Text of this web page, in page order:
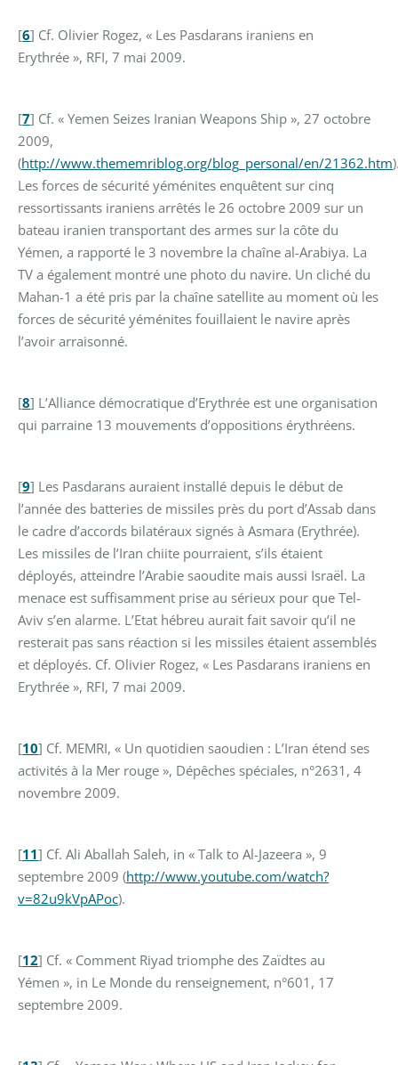
[6] Cf. Olivier Rogez, « Les Pasdarans iraniens en
Erythrée », RFI, 7 mai 2009.
[7] Cf. « Yemen Seizes Iranian Weapons Ship », 27 octobre
2009,
(http://www.thememriblog.org/blog_personal/en/21362.htm
Les forces de sécurité yéménites enquêtent sur cinq
ressortissants iraniens arrêtés le 26 octobre 2009 sur un
bateau iranien transportant des armes sur la côte du
Yémen, a rapporté le 3 novembre la chaîne al-Arabiya. La
TV a également montré une photo du navire. Un cliché du
Mahan-1 a été pris par la chaîne satellite au moment où les
forces de sécurité yéménites fouillaient le navire après
l’avoir arraisonné.
[8] L’Alliance démocratique d’Erythrée est une organisation
qui parraine 13 mouvements d’oppositions érythréens.
[9] Les Pasdarans auraient installé depuis le début de
l’année des batteries de missiles près du port d’Assab dans
le cadre d’accords bilatéraux signés à Asmara (Erythrée).
Les missiles de l’Iran chiite pourraient, s’ils étaient
déployés, atteindre l’Arabie saoudite mais aussi Israël. La
menace est suffisamment prise au sérieux pour que Tel-
Aviv s’en alarme. L’Etat hébreu aurait fait savoir qu’il ne
resterait pas sans réaction si les missiles étaient assemblés
et déployés. Cf. Olivier Rogez, « Les Pasdarans iraniens en
Erythrée », RFI, 7 mai 2009.
[10] Cf. MEMRI, « Un quotidien saoudien : L’Iran étend ses
activités à la Mer rouge », Dépêches spéciales, n°2631, 4
novembre 2009.
[11] Cf. Ali Aballah Saleh, in « Talk to Al-Jazeera », 9
septembre 2009 (http://www.youtube.com/watch?
v=82u9kVpAPoc).
[12] Cf. « Comment Riyad triomphe des Zaïdtes au
Yémen », in Le Monde du renseignement, n°601, 17
septembre 2009.